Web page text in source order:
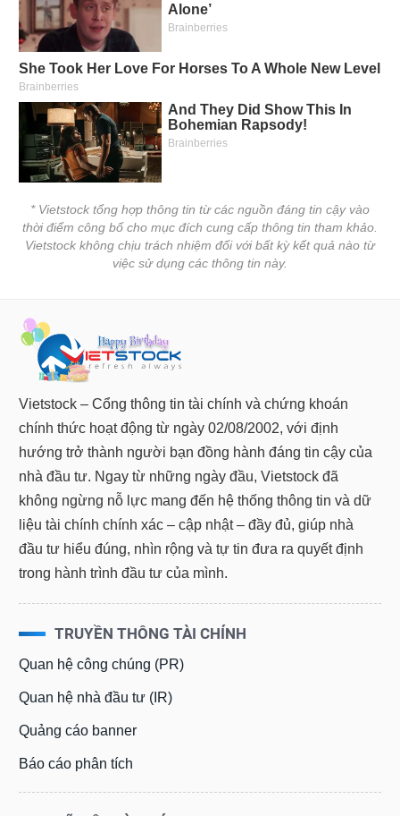
* Vietstock tổng hợp thông tin từ các nguồn đáng tin cậy vào
thời điểm công bố cho mục đích cung cấp thông tin tham khảo.
Vietstock không chịu trách nhiệm đối với bất kỳ kết quả nào từ
việc sử dụng các thông tin này.
Vietstock – Cổng thông tin tài chính và chứng khoán
chính thức hoạt động từ ngày 02/08/2002, với định
hướng trở thành người bạn đồng hành đáng tin cậy của
nhà đầu tư. Ngay từ những ngày đầu, Vietstock đã
không ngừng nỗ lực mang đến hệ thống thông tin và dữ
liệu tài chính chính xác – cập nhật – đầy đủ, giúp nhà
đầu tư hiểu đúng, nhìn rộng và tự tin đưa ra quyết định
trong hành trình đầu tư của mình.
TRUYỀN THÔNG TÀI CHÍNH
Quan hệ công chúng (PR)
Quan hệ nhà đầu tư (IR)
Quảng cáo banner
Báo cáo phân tích